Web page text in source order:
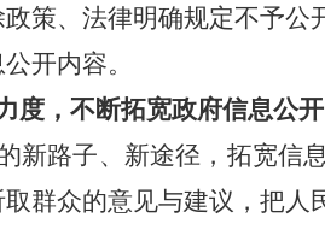
策、法律明确规定不予
开内容。
度，不断拓宽政府信息公开
新路子、新途径，拓宽信
群众的意见与建议，把